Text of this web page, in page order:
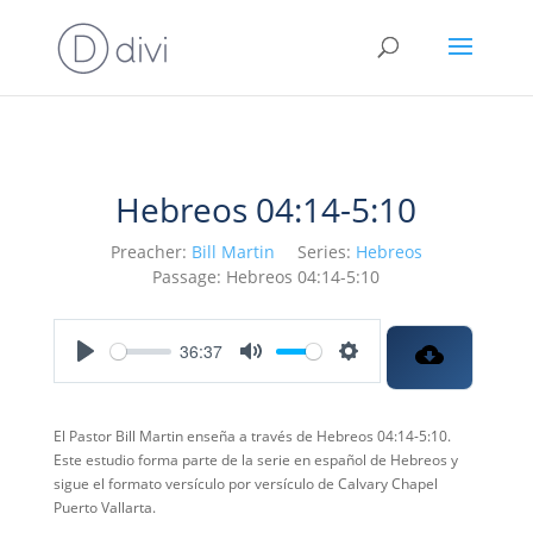
Hebreos 04:14-5:10
Preacher: Bill Martin Series: Hebreos
Passage: Hebreos 04:14-5:10
36:37
El Pastor Bill Martin enseña a través de Hebreos 04:14-5:10.
Este estudio forma parte de la serie en español de Hebreos y
sigue el formato versículo por versículo de Calvary Chapel
Puerto Vallarta.